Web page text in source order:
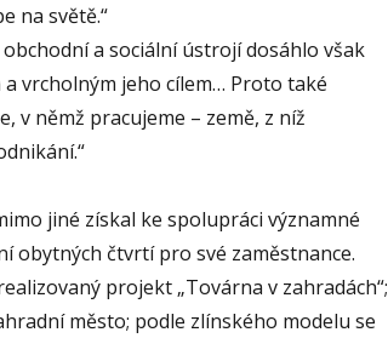
na světě.“
a sociální ústrojí dosáhlo však
vrcholným jeho cílem… Proto také
v němž pracujeme – země, z níž
jiné získal ke spolupráci významné
obytných čtvrtí pro své zaměstnance.
projekt „Továrna v zahradách“;
město; podle zlínského modelu se